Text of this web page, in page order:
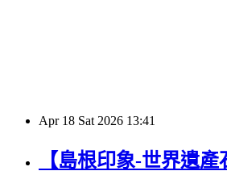
Apr 18 Sat 2026 13:41
【島根印象-世界遺